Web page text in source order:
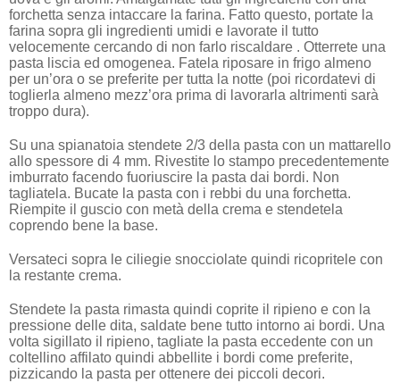
forchetta senza intaccare la farina. Fatto questo, portate la
farina sopra gli ingredienti umidi e lavorate il tutto
velocemente cercando di non farlo riscaldare . Otterrete una
pasta liscia ed omogenea. Fatela riposare in frigo almeno
per un’ora o se preferite per tutta la notte (poi ricordatevi di
toglierla almeno mezz’ora prima di lavorarla altrimenti sarà
troppo dura).
Su una spianatoia stendete 2/3 della pasta con un mattarello
allo spessore di 4 mm. Rivestite lo stampo precedentemente
imburrato facendo fuoriuscire la pasta dai bordi. Non
tagliatela. Bucate la pasta con i rebbi du una forchetta.
Riempite il guscio con metà della crema e stendetela
coprendo bene la base.
Versateci sopra le ciliegie snocciolate quindi ricopritele con
la restante crema.
Stendete la pasta rimasta quindi coprite il ripieno e con la
pressione delle dita, saldate bene tutto intorno ai bordi. Una
volta sigillato il ripieno, tagliate la pasta eccedente con un
coltellino affilato quindi abbellite i bordi come preferite,
pizzicando la pasta per ottenere dei piccoli decori.